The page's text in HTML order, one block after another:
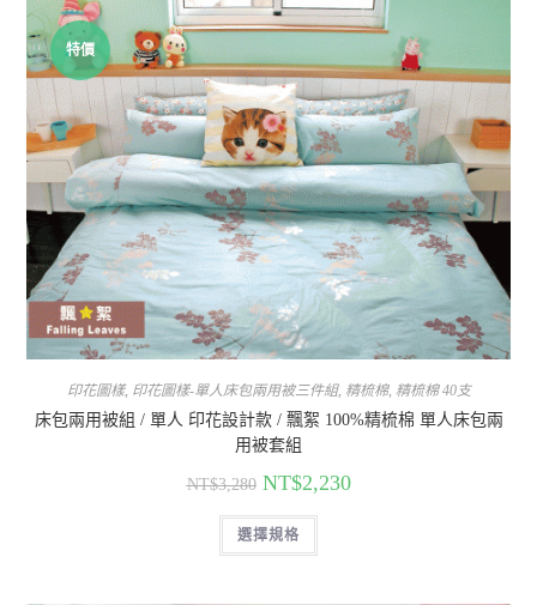
特價
印花圖樣, 印花圖樣-單人床包兩用被三件組, 精梳棉, 精梳棉 40支
床包兩用被組 / 單人 印花設計款 / 飄絮 100%精梳棉 單人床包兩
用被套組
NT$3,280 NT$2,230
選擇規格